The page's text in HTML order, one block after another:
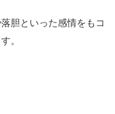
胆といった感情をもコ
。